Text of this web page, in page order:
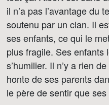
il n’a pas l’avantage du
soutenu par un clan. Il
ses enfants, ce qui le
plus fragile. Ses enfants
s’humilier. Il n’y a rien
honte de ses parents
le père de sentir que